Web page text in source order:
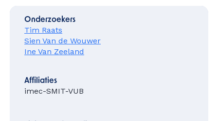
Onderzoekers
Tim Raats
Sien Van de Wouwer
Ine Van Zeeland
Affiliaties
imec-SMIT-VUB